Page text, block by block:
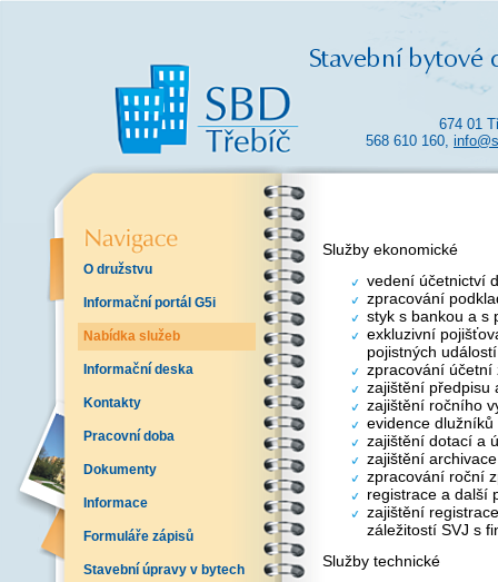
674 01
568 610 160,
O družstvu
Informační portál G5i
Nabídka služeb
Informační deska
Kontakty
Pracovní doba
Dokumenty
Informace
Formuláře zápisů
Stavební úpravy v bytech
Služby ekonomické
vedení účetnictví
zpracování
styk s bankou a s
exkluzivní
pojistných událostí
zpracování účetní
zajištění předpisu
zajištění ročního
evidence
zajištění dotací a
zajištění
zpracování roční
registrace a další
zajištění
záležitostí SVJ s
Služby technické